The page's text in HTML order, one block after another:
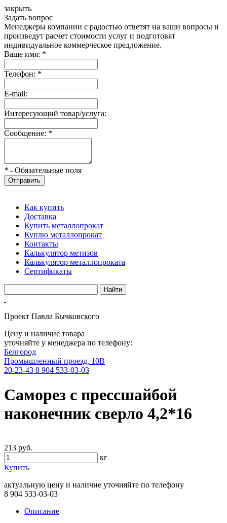
закрыть
Задать вопрос
Менеджеры компании с радостью ответят на ваши вопросы и
произведут расчет стоимости услуг и подготовят
индивидуальное коммерческое предложение.
Ваше имя: *
Телефон: *
E-mail:
Интересующий товар/услуга:
Сообщение: *
* - Обязательные поля
Отправить
Как купить
Доставка
Купить металлопрокат
Куплю металлопрокат
Контакты
Калькулятор метизов
Калькулятор металлопроката
Сертификаты
Проект Павла Бычковского
Цену и наличие товара
уточняйте у менеджера по телефону:
Белгород
Промышленный проезд, 10В
20-23-43 8 904 533-03-03
Саморез с прессшайбой
наконечник сверло 4,2*16
213 руб.
кг
Купить
актуальную цену и наличие уточняйте по телефону
8 904 533-03-03
Описание